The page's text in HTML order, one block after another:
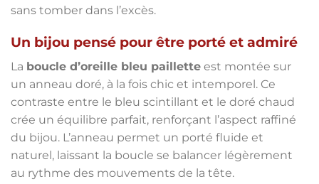
sans tomber dans l’excès.
Un bijou pensé pour être porté et admiré
La boucle d’oreille bleu paillette est montée sur
un anneau doré, à la fois chic et intemporel. Ce
contraste entre le bleu scintillant et le doré chaud
crée un équilibre parfait, renforçant l’aspect raffiné
du bijou. L’anneau permet un porté fluide et
naturel, laissant la boucle se balancer légèrement
au rythme des mouvements de la tête.